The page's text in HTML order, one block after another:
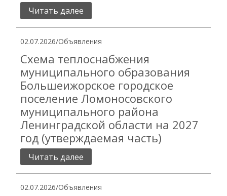
Читать далее
02.07.2026/Объявления
Схема теплоснабжения
муниципального образования
Большеижорское городское
поселение Ломоносовского
муниципального района
Ленинградской области на 2027
год (утверждаемая часть)
Читать далее
02.07.2026/Объявления